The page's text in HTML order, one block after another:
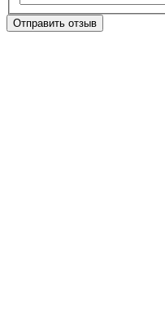
Отправить отзыв